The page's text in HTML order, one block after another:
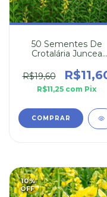
50 Sementes De
Crotalária Juncea
da Dengue)
R$19,60
R$11,25 com Pix
10%
OFF